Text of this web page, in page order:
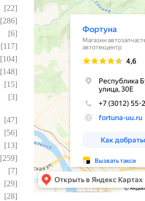
[22]
[286]
[6]
[117]
[104]
[148]
[15]
[3]
[47]
[56]
[13]
[259]
[7]
[29]
[28]